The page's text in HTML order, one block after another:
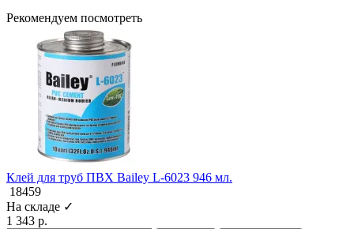
Рекомендуем посмотреть
Клей для труб ПВХ Bailey L-6023 946 мл.
18459
На складе ✓
1 343 р.